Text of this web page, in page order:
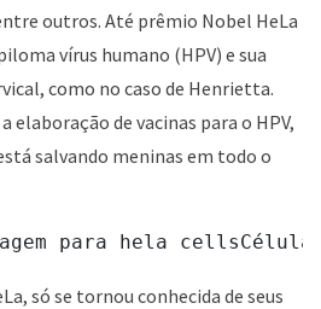
outros. Até prêmio Nobel HeLa
vírus humano (HPV) e sua
como no caso de Henrietta.
elaboração de vacinas para o HPV,
salvando meninas em todo o
só se tornou conhecida de seus